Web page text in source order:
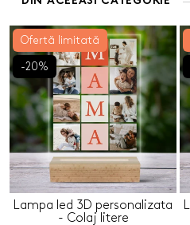
Ofertă limitată
-20%
Lampa led 3D personalizata
- Colaj litere